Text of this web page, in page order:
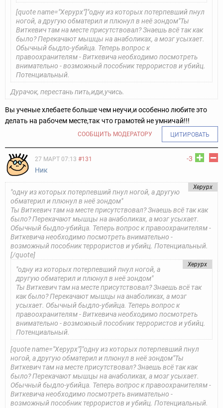
[quote name="Херурх"]"одну из которых потерпевший пнул
ногой, а другую обматерил и плюнул в неё зондом"Ты
Виткевич там на месте присутствовал? Знаешь всё так как
было?Перекачают мышцы на анаболиках, а мозг усыхает.
Обычный быдло-убийца. Теперь вопрос к
правоохранителям - Виткевича необходимо посмотреть
внимательно - возможный пособник террористов и убийц.
Потенциальный.
Дурачок, перестань пить,иди,учись.
Вы ученые хлебаете больше чем неучи,и особенно любите это
делать на рабочем месте,так что грамотей не умничай!!!
СООБЩИТЬ МОДЕРАТОРУ ЦИТИРОВАТЬ
-3
27 МАРТ 07:13 #131
Ник
Херурх
"одну из которых потерпевший пнул ногой, а другую
обматерил и плюнул в неё зондом"
Ты Виткевич там на месте присутствовал? Знаешь всё так как
было?Перекачают мышцы на анаболиках, а мозг усыхает.
Обычный быдло-убийца. Теперь вопрос к правоохранителям -
Виткевича необходимо посмотреть внимательно -
возможный пособник террористов и убийц. Потенциальный.
[/quote]
Херурх
"одну из которых потерпевший пнул ногой, а
другую обматерил и плюнул в неё зондом"
Ты Виткевич там на месте присутствовал? Знаешь всё так
как было?Перекачают мышцы на анаболиках, а мозг
усыхает. Обычный быдло-убийца. Теперь вопрос к
правоохранителям - Виткевича необходимо посмотреть
внимательно - возможный пособник террористов и убийц.
Потенциальный.
[quote name="Херурх"]"одну из которых потерпевший пнул
ногой, а другую обматерил и плюнул в неё зондом"Ты
Виткевич там на месте присутствовал? Знаешь всё так как
было?Перекачают мышцы на анаболиках, а мозг усыхает.
Обычный быдло-убийца. Теперь вопрос к правоохранителям -
Виткевича необходимо посмотреть внимательно -
возможный пособник террористов и убийц. Потенциальный.